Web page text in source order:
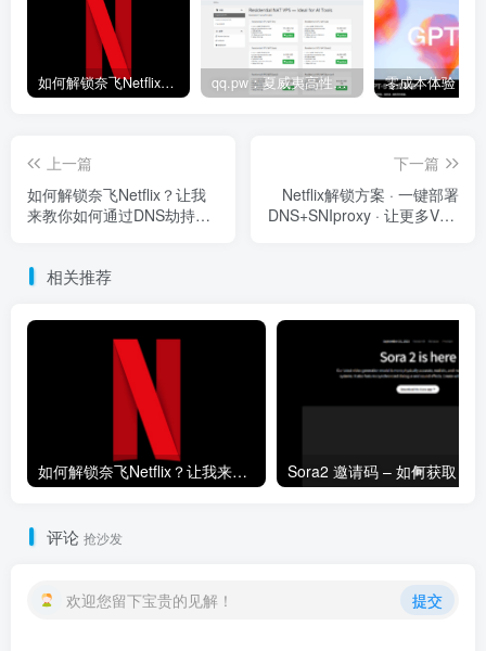
如何解锁奈飞Netflix？让我来教你如何通过DNS劫持解锁奈飞非自制剧 qq.pw：夏威夷高性能VPS测评｜Hawaiian Telcom原生家宽IP节点，Ryzen 9 7940HS八核强劲性能与跨太平洋网络延迟深度解析
上一篇
如何解锁奈飞Netflix？让我
来教你如何通过DNS劫持解
下一篇
Netflix解锁方案 · 一键部署
DNS+SNIproxy · 让更多VPS
相关推荐
如何解锁奈飞Netflix？让我来教你如何通过DNS劫持解锁奈飞非自制剧
评论 抢沙发
欢迎您留下宝贵的见解！ 提交